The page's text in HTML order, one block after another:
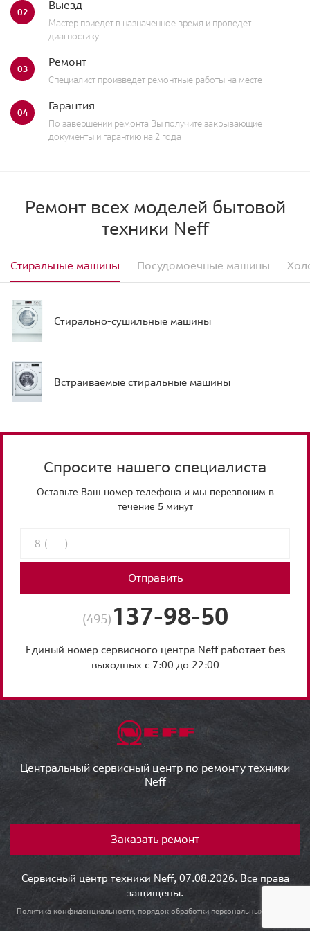
02 Выезд
Мастер приедет в назначенное время и проведет
диагностику
03 Ремонт
Специалист произведет ремонтные работы на месте
04 Гарантия
По завершении ремонта Вы получите закрывающие
документы и гарантию на 2 года
Ремонт всех моделей бытовой
техники Neff
Стиральные машины Посудомоечные машины
Стирально-сушильные машины
Встраиваемые стиральные машины
Спросите нашего специалиста
Оставьте Ваш номер телефона и мы перезвоним в
течение 5 минут
Отправить
(495) 137-98-50
Единый номер сервисного центра Neff работает без
выходных с 7:00 до 22:00
Центральный сервисный центр по ремонту техники
Neff
Заказать ремонт
Сервисный центр техники Neff, 07.08.2026. Все права
защищены.
Политика конфиденциальности, порядок обработки персональных данных